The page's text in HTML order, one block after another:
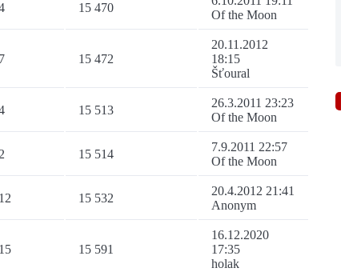
15 470
Of the Moon
7 15 472
20.11.2012
18:15
Šťoural
15 513
26.3.2011 23:23
Of the Moon
15 514
7.9.2011 22:57
Of the Moon
12 15 532
20.4.2012 21:41
Anonym
15 15 591
16.12.2020
17:35
holak